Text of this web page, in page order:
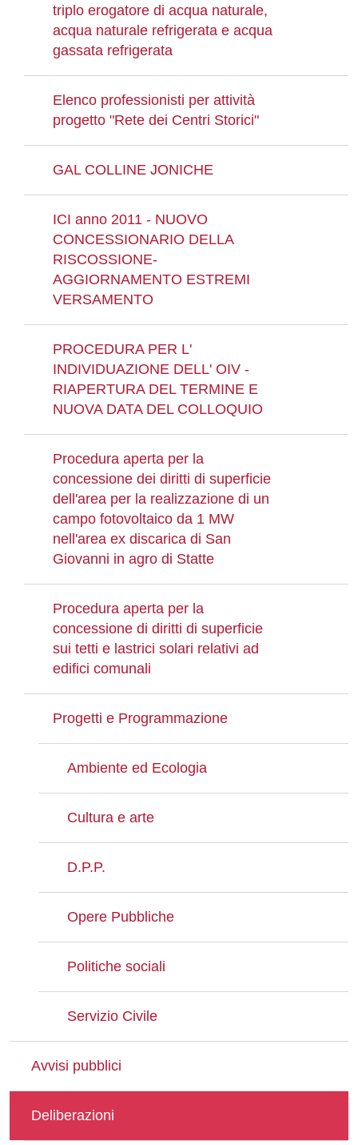
triplo erogatore di acqua naturale,
acqua naturale refrigerata e acqua
gassata refrigerata
Elenco professionisti per attività
progetto "Rete dei Centri Storici"
GAL COLLINE JONICHE
ICI anno 2011 - NUOVO
CONCESSIONARIO DELLA
RISCOSSIONE-
AGGIORNAMENTO ESTREMI
VERSAMENTO
PROCEDURA PER L'
INDIVIDUAZIONE DELL' OIV -
RIAPERTURA DEL TERMINE E
NUOVA DATA DEL COLLOQUIO
Procedura aperta per la
concessione dei diritti di superficie
dell'area per la realizzazione di un
campo fotovoltaico da 1 MW
nell'area ex discarica di San
Giovanni in agro di Statte
Procedura aperta per la
concessione di diritti di superficie
sui tetti e lastrici solari relativi ad
edifici comunali
Progetti e Programmazione
Ambiente ed Ecologia
Cultura e arte
D.P.P.
Opere Pubbliche
Politiche sociali
Servizio Civile
Avvisi pubblici
Deliberazioni